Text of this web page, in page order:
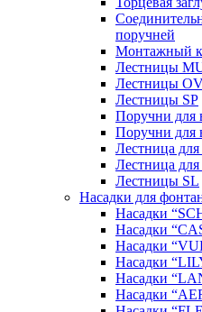
поручней
Монтажный
Лестницы
Лестницы
Лестницы SP
Поручни для
Поручни для
Лестница
Лестница
Лестницы SL
Насадки для
Насадки
Насадки
Насадки
Насадки
Насадки
Насадки